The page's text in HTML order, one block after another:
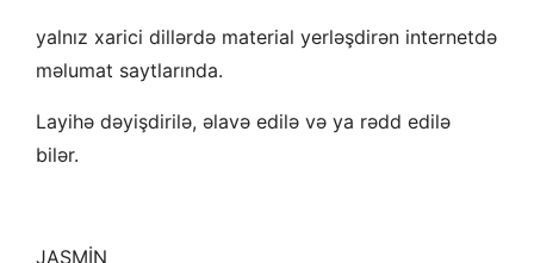
yalnız xarici dillərdə material yerləşdirən internetdə
məlumat saytlarında.
Layihə dəyişdirilə, əlavə edilə və ya rədd edilə
bilər.
JASMİN